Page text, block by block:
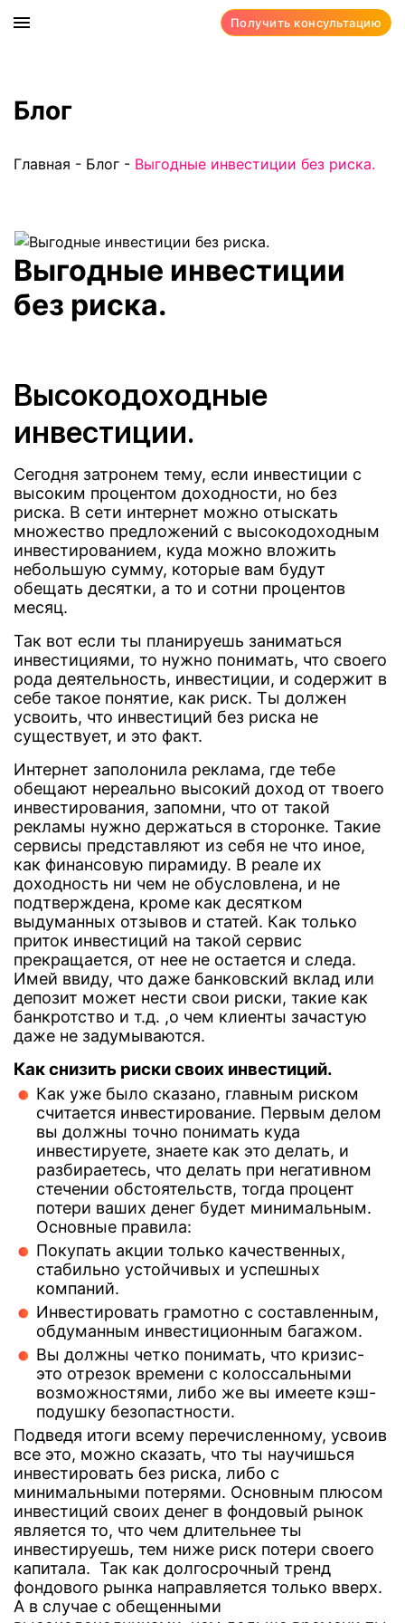
Получить консультацию
Блог
Главная - Блог - Выгодные инвестиции без риска.
Выгодные инвестиции
без риска.
Высокодоходные
инвестиции.
Сегодня затронем тему, если инвестиции с
высоким процентом доходности, но без
риска. В сети интернет можно отыскать
множество предложений с высокодоходным
инвестированием, куда можно вложить
небольшую сумму, которые вам будут
обещать десятки, а то и сотни процентов
месяц.
Так вот если ты планируешь заниматься
инвестициями, то нужно понимать, что своего
рода деятельность, инвестиции, и содержит в
себе такое понятие, как риск. Ты должен
усвоить, что инвестиций без риска не
существует, и это факт.
Интернет заполонила реклама, где тебе
обещают нереально высокий доход от твоего
инвестирования, запомни, что от такой
рекламы нужно держаться в сторонке. Такие
сервисы представляют из себя не что иное,
как финансовую пирамиду. В реале их
доходность ни чем не обусловлена, и не
подтверждена, кроме как десятком
выдуманных отзывов и статей. Как только
приток инвестиций на такой сервис
прекращается, от нее не остается и следа.
Имей ввиду, что даже банковский вклад или
депозит может нести свои риски, такие как
банкротство и т.д. ,о чем клиенты зачастую
даже не задумываются.
Как снизить риски своих инвестиций.
Как уже было сказано, главным риском
считается инвестирование. Первым делом
вы должны точно понимать куда
инвестируете, знаете как это делать, и
разбираетесь, что делать при негативном
стечении обстоятельств, тогда процент
потери ваших денег будет минимальным.
Основные правила:
Покупать акции только качественных,
стабильно устойчивых и успешных
компаний.
Инвестировать грамотно с составленным,
обдуманным инвестиционным багажом.
Вы должны четко понимать, что кризис-
это отрезок времени с колоссальными
возможностями, либо же вы имеете кэш-
подушку безопастности.
Подведя итоги всему перечисленному, усвоив
все это, можно сказать, что ты научишься
инвестировать без риска, либо с
минимальными потерями. Основным плюсом
инвестиций своих денег в фондовый рынок
является то, что чем длительнее ты
инвестируешь, тем ниже риск потери своего
капитала. Так как долгосрочный тренд
фондового рынка направляется только вверх.
А в случае с обещенными